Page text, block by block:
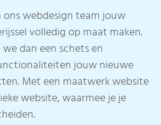
ons webdesign team jouw
volledig op maat maken.
dan een schets en
jouw nieuwe
Met een maatwerk website
website, waarmee je je